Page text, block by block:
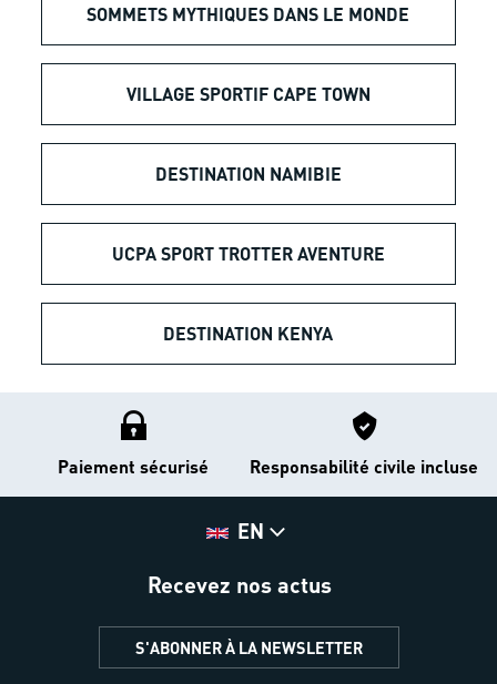
SOMMETS MYTHIQUES DANS LE MONDE
VILLAGE SPORTIF CAPE TOWN
DESTINATION NAMIBIE
UCPA SPORT TROTTER AVENTURE
DESTINATION KENYA
Paiement sécurisé Responsabilité civile incluse
EN
Recevez nos actus
S'ABONNER À LA NEWSLETTER